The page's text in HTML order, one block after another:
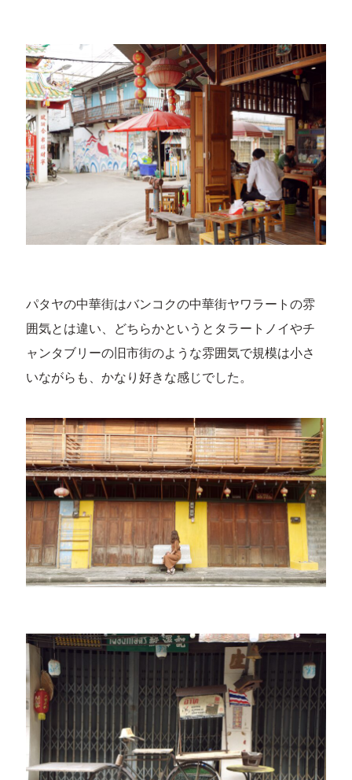
パタヤの中華街はバンコクの中華街ヤワラートの雰
囲気とは違い、どちらかというとタラートノイやチ
ャンタブリーの旧市街のような雰囲気で規模は小さ
いながらも、かなり好きな感じでした。